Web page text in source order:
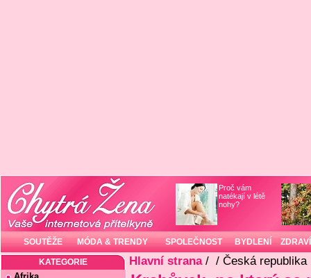
Proč vám
natékají v létě
nohy?
SOUTĚŽE MÓDA & TRENDY SPOLEČNOST BYDLENÍ ZDRAVÍ
KATEGORIE Hlavní strana/ / Česká republika